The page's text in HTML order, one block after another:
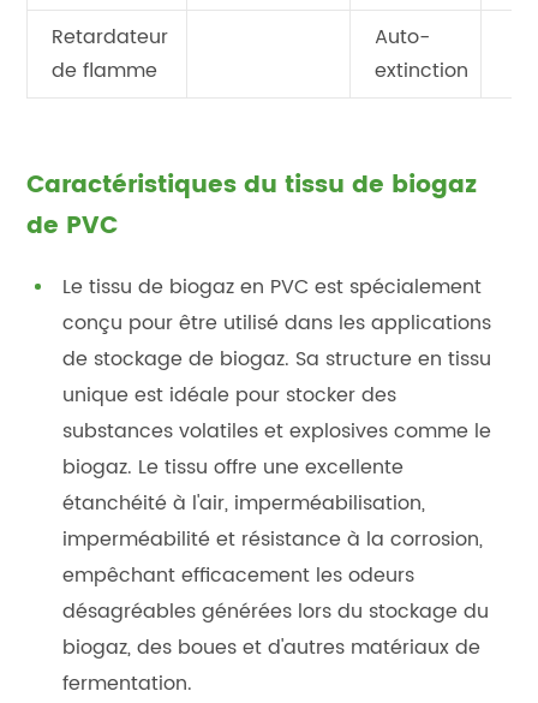
Retardateur
de flamme
Auto-
extinction
Caractéristiques du tissu de biogaz
de PVC
Le tissu de biogaz en PVC est spécialement
conçu pour être utilisé dans les applications
de stockage de biogaz. Sa structure en tissu
unique est idéale pour stocker des
substances volatiles et explosives comme le
biogaz. Le tissu offre une excellente
étanchéité à l'air, imperméabilisation,
imperméabilité et résistance à la corrosion,
empêchant efficacement les odeurs
désagréables générées lors du stockage du
biogaz, des boues et d'autres matériaux de
fermentation.